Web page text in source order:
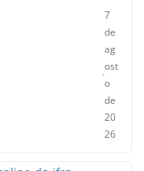
7
de
ag
ost
o
de
20
26